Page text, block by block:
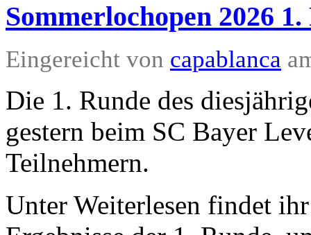
Sommerlochopen 2026
Eingereicht von capablanca
Die 1. Runde des
gestern beim SC Bayer
Teilnehmern.
Unter Weiterlesen findet